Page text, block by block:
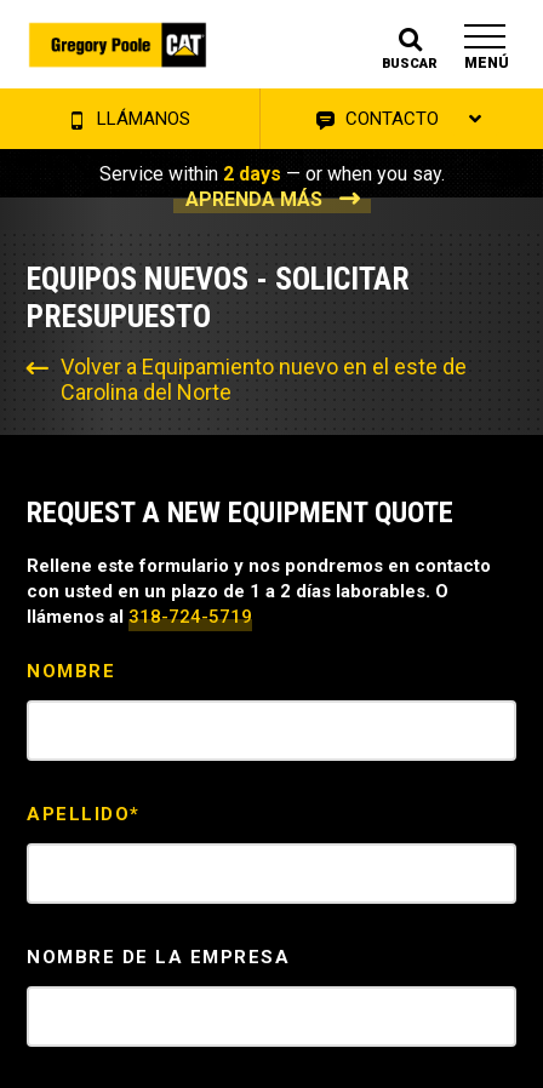
BUSCAR MENÚ
LLÁMANOS CONTACTO
Service within 2 days — or when you say.
APRENDA MÁS
EQUIPOS NUEVOS - SOLICITAR
PRESUPUESTO
Volver a Equipamiento nuevo en el este de
Carolina del Norte
REQUEST A NEW EQUIPMENT QUOTE
Rellene este formulario y nos pondremos en contacto
con usted en un plazo de 1 a 2 días laborables. O
llámenos al 318-724-5719
NOMBRE
APELLIDO*
NOMBRE DE LA EMPRESA